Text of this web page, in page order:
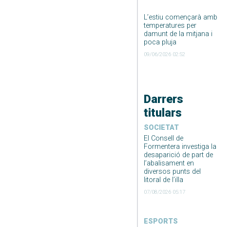
L’estiu començarà amb
temperatures per
damunt de la mitjana i
poca pluja
09/06/2026 02:52
Darrers
titulars
SOCIETAT
El Consell de
Formentera investiga la
desaparició de part de
l’abalisament en
diversos punts del
litoral de l’illa
07/08/2026 05:17
ESPORTS